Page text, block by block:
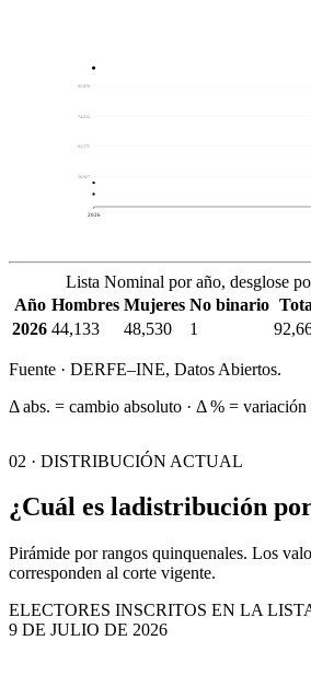
50,927
62,575
74,222
85,870
2026
Lista Nominal por año, desglose
Año Hombres Mujeres No binario
2026 44,133 48,530 1
Fuente · DERFE–INE, Datos Abiertos.
Δ abs. = cambio absoluto · Δ % = variación
02 · DISTRIBUCIÓN ACTUAL
¿Cuál es ladistribución
Pirámide por rangos quinquenales. Los
corresponden al corte vigente.
ELECTORES INSCRITOS EN LA
9 DE JULIO DE 2026